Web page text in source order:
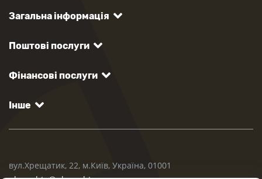
Загальна інформація
Поштові послуги
Фінансові послуги
Інше
вул.Хрещатик, 22, м.Київ, Україна, 01001